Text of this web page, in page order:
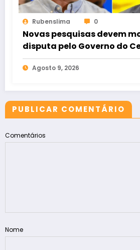
Rubenslima 0
Novas pesquisas devem
disputa pelo Governo do
próximos dias
Agosto 9, 2026
PUBLICAR COMENTÁRIO
Comentários
Nome